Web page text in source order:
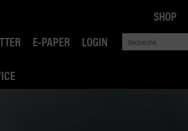
E-PAPER LOGIN
SHOP